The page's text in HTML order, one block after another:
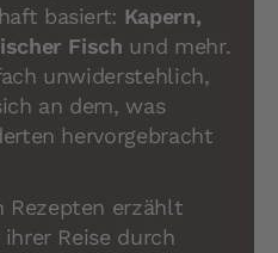
basiert: Kapern,
Fisch und mehr.
unwiderstehlich,
an dem, was
hervorgebracht
Rezepten erzählt
Reise durch